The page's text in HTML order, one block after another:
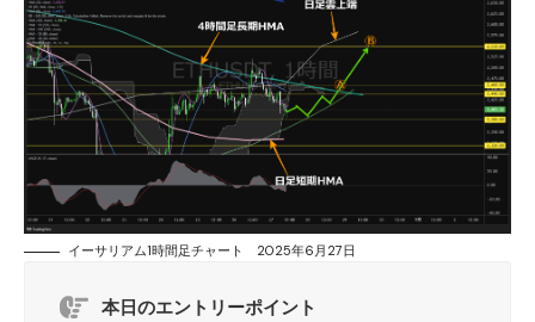
イーサリアム1時間足チャート 2025年6月27日
本日のエントリーポイント